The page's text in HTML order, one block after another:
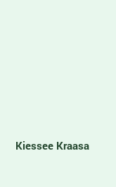
Kiessee Kraasa